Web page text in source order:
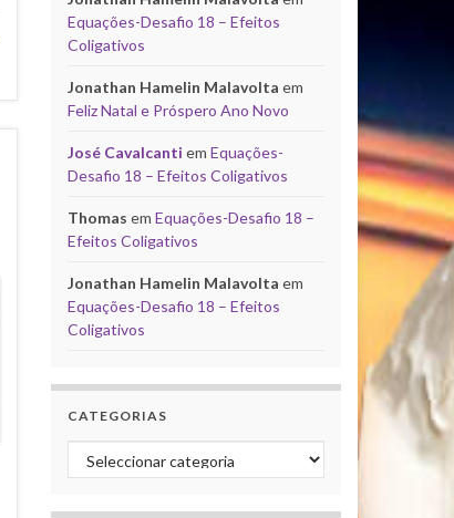
Equações-Desafio 18 – Efeitos
Coligativos
Jonathan Hamelin Malavolta em
Feliz Natal e Próspero Ano Novo
José Cavalcanti em Equações-
Desafio 18 – Efeitos Coligativos
Thomas em Equações-Desafio 18 –
Efeitos Coligativos
Jonathan Hamelin Malavolta em
Equações-Desafio 18 – Efeitos
Coligativos
CATEGORIAS
Categorias